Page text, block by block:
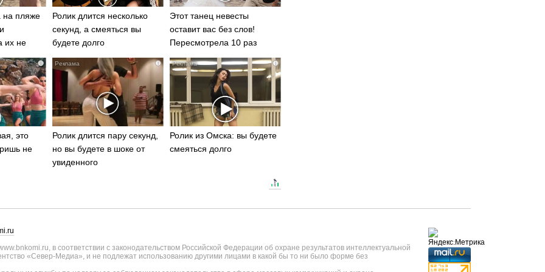
на пляже
их не
Ролик длится несколько
секунд, а смеяться вы
будете долго
Этот танец невесты
оставит вас без слов!
Пересмотрела 10 раз
i
это
не
i
Ролик длится пару секунд,
но вы будете в шоке от
увиденного
i
Ролик из Омска: вы будете
смеяться долго
в соответствии с законодательством Российской Федерации об охране результатов интеллектуальной
«Север-Медиа», и не подлежат использованию другими лицами в какой бы то ни было форме без